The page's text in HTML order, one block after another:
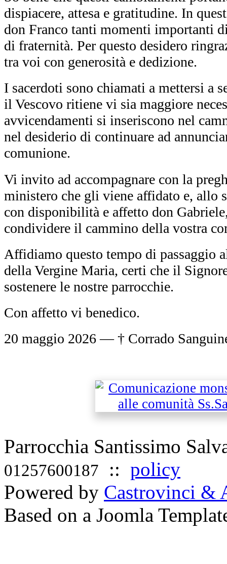
dispiacere, attesa e gratitudine. In
don Franco tanti momenti importanti
di fraternità. Per questo desidero
tra voi con generosità e dedizione.
I sacerdoti sono chiamati a mettersi a
il Vescovo ritiene vi sia maggiore
avvicendamenti si inseriscono nel
nel desiderio di continuare ad
comunione.
Vi invito ad accompagnare con la
ministero che gli viene affidato e, allo
con disponibilità e affetto don
condividere il cammino della vostra
Affidiamo questo tempo di passaggio
della Vergine Maria, certi che il
sostenere le nostre parrocchie.
Con affetto vi benedico.
20 maggio 2026 — † Corrado
Parrocchia Santissimo
01257600187 :: policy
Powered by Castrovinci &
Based on a Joomla